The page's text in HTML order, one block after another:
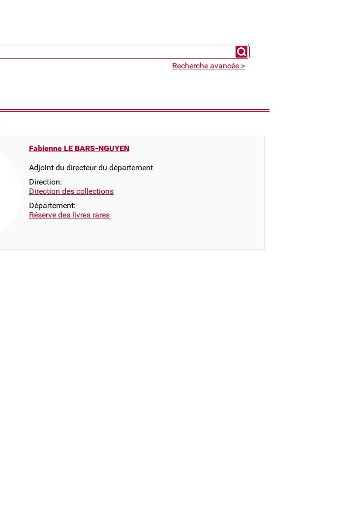
Chercher un expert
Recherche avancée >
Fabienne LE BARS-NGUYEN
Adjoint du directeur du département
Direction:
Direction des collections
Département:
Réserve des livres rares